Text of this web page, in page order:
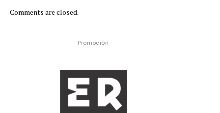
Comments are closed.
- Promoción -